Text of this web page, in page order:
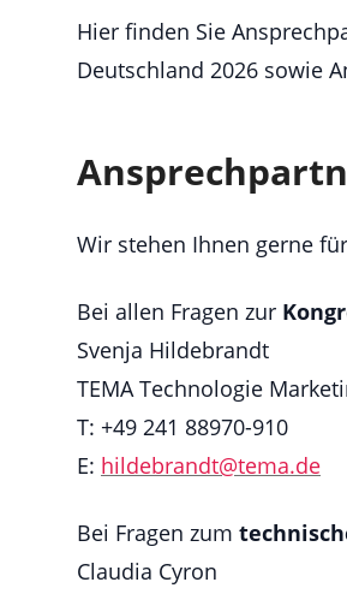
Hier finden Sie
Deutschland 2026 sowie
Wir stehen Ihnen gerne
Bei allen Fragen zur
Svenja Hildebrandt
TEMA Technologie
T: +49 241 88970-910
E: hildebrandt@tema.de
Bei Fragen zum
Claudia Cyron